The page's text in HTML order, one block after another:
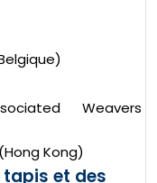
Weavers
Kong)
et des